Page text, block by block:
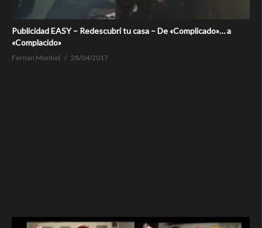
Publicidad EASY – Redescubrí tu casa – De «Complicado»… a
«Complacido»
Fernan Montiel 28/04/2017